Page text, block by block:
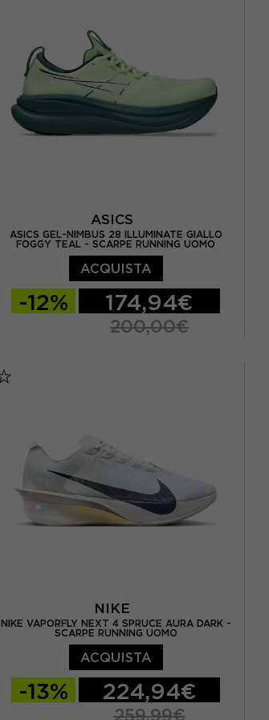
EUR 45 / US 11
ASICS
ASICS GEL-NIMBUS 28 ILLUMINATE GIALLO
FOGGY TEAL - SCARPE RUNNING UOMO
EUR 42,5 / US 9
EUR 45 / US 11
EUR 46,5 / US 12
ACQUISTA
-12% 174,94€
200,00€
NIKE
NIKE VAPORFLY NEXT 4 SPRUCE AURA DARK -
SCARPE RUNNING UOMO
ACQUISTA
-13% 224,94€
259,99€